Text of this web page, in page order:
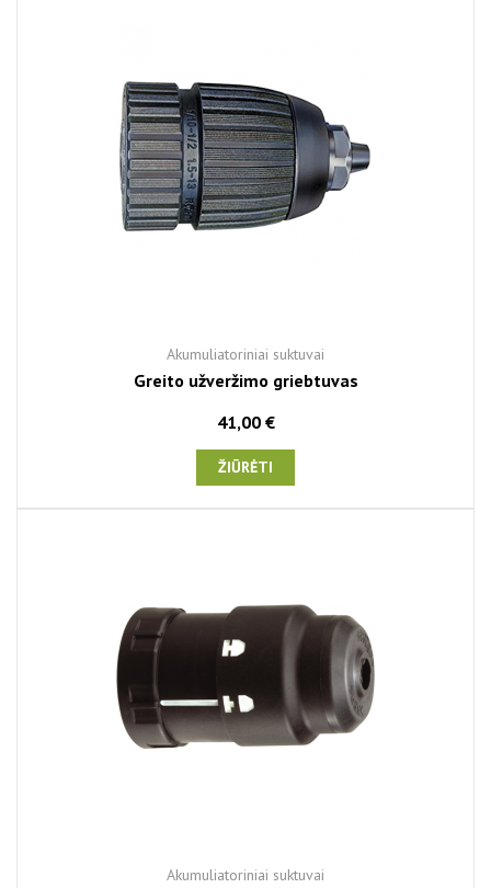
Akumuliatoriniai suktuvai
Greito užveržimo griebtuvas
41,00 €
ŽIŪRĖTI
Akumuliatoriniai suktuvai